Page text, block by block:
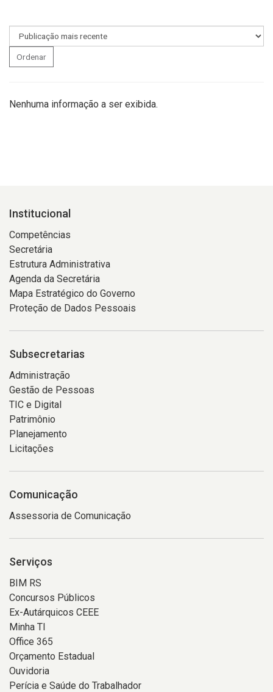
Ordenar
Nenhuma informação a ser exibida.
Institucional
Competências
Secretária
Estrutura Administrativa
Agenda da Secretária
Mapa Estratégico do Governo
Proteção de Dados Pessoais
Subsecretarias
Administração
Gestão de Pessoas
TIC e Digital
Patrimônio
Planejamento
Licitações
Comunicação
Assessoria de Comunicação
Serviços
BIM RS
Concursos Públicos
Ex-Autárquicos CEEE
Minha TI
Office 365
Orçamento Estadual
Ouvidoria
Perícia e Saúde do Trabalhador